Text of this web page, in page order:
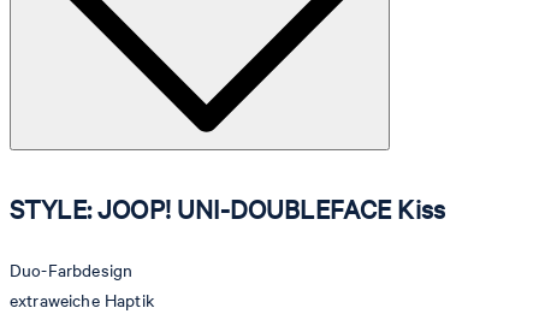
STYLE: JOOP! UNI-DOUBLEFACE Kiss
Duo-Farbdesign
extraweiche Haptik